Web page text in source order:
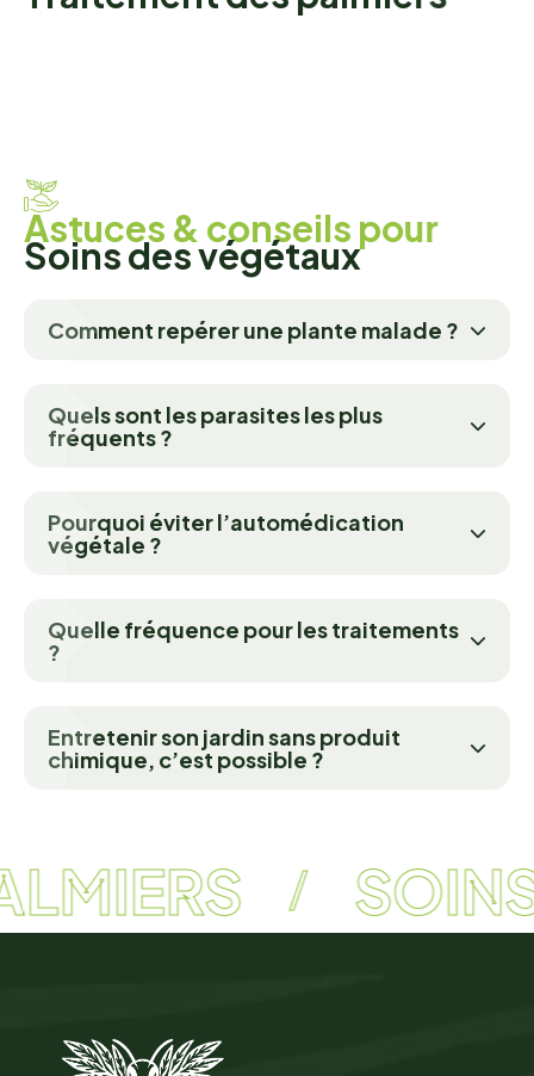
Astuces & conseils pour
Soinsdesvégétaux
Comment repérer une plante malade ?
Quels sont les parasites les plus
fréquents ?
Pourquoi éviter l’automédication
végétale ?
Quelle fréquence pour les traitements
?
Entretenir son jardin sans produit
chimique, c’est possible ?